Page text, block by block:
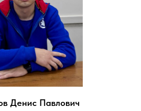
Денис Павлович